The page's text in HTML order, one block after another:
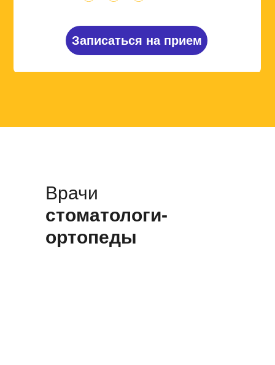
Записаться на прием
Врачи
стоматологи-
ортопеды